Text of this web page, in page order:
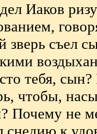
Иаков
зверь съел
тебя,
чтобы,
Почему не